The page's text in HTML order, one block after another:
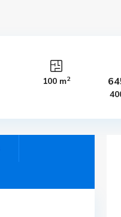
100 m2